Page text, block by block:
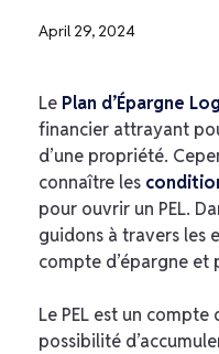
April 29, 2024
Le Plan d’Épargne
financier attrayant
d’une propriété.
connaître les
pour ouvrir un PEL.
guidons à travers les
compte d’épargne et
Le PEL est un
possibilité